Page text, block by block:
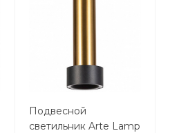
Подвесной
светильник Arte Lamp